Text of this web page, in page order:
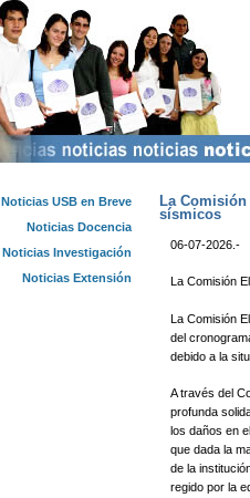
La
sísmicos
06-07-2026.-
La Comisión
La Comisión
del
debido a la
A través del
profunda
los daños en
que dada la
de la
regido por la
Noticias USB en Breve
Noticias Docencia
Noticias Investigación
Noticias Extensión